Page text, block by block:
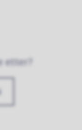
etter?